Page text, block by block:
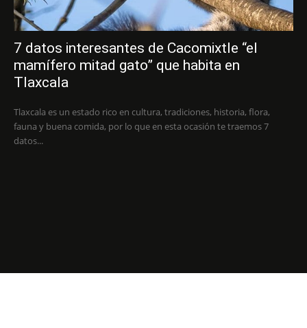
7 datos interesantes de Cacomixtle “el
mamífero mitad gato” que habita en
Tlaxcala
Tlaxcala es un estado rico en cultura, tradiciones, historia, flora,
fauna y buena comida, por lo que en esta ocasión te traemos 7
datos...